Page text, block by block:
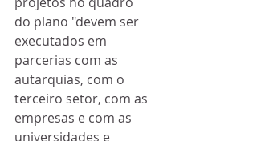
do plano "devem ser
executados em
parcerias com as
autarquias, com o
terceiro setor, com as
empresas e com as
universidades e